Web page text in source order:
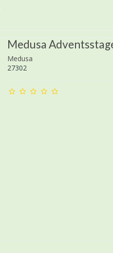
Medusa
Medusa
27302